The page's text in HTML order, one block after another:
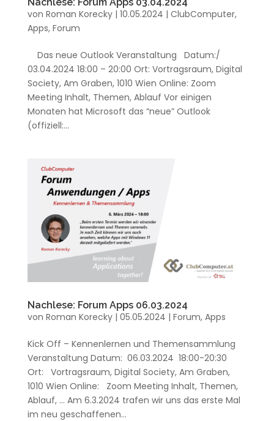
von Roman Korecky| 10.05.2024 | ClubComputer,
Apps, Forum
Das neue Outlook Veranstaltung Datum:/
03.04.2024 18:00 – 20:00 Ort: Vortragsraum, Digital
Society, Am Graben, 1010 Wien Online: Zoom
Meeting Inhalt, Themen, Ablauf Vor einigen
Monaten hat Microsoft das “neue” Outlook
(offiziell:...
Nachlese: Forum Apps 06.03.2024
von Roman Korecky| 05.05.2024 | Forum, Apps
Kick Off – Kennenlernen und Themensammlung
Veranstaltung Datum: 06.03.2024 18:00-20:30
Ort: Vortragsraum, Digital Society, Am Graben,
1010 Wien Online: Zoom Meeting Inhalt, Themen,
Ablauf, … Am 6.3.2024 trafen wir uns das erste Mal
im neu geschaffenen...